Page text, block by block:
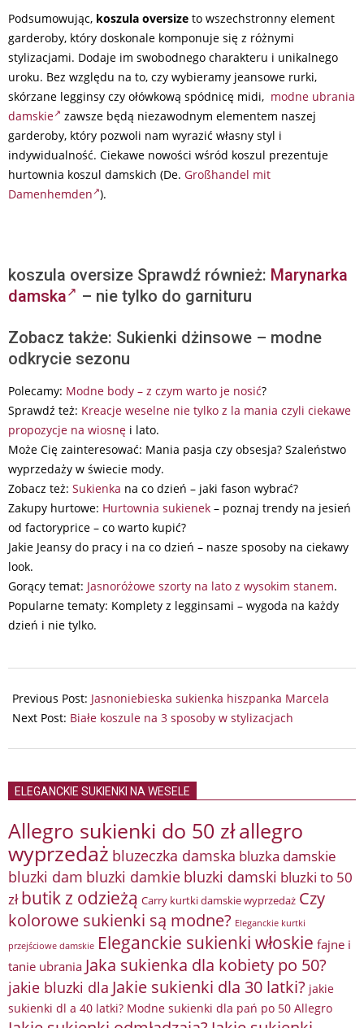
Podsumowując, koszula oversize to wszechstronny element
garderoby, który doskonale komponuje się z różnymi
stylizacjami. Dodaje im swobodnego charakteru i unikalnego
uroku. Bez względu na to, czy wybieramy jeansowe rurki,
skórzane legginsy czy ołówkową spódnicę midi, modne ubrania
damskie
zawsze będą niezawodnym elementem naszej
garderoby, który pozwoli nam wyrazić własny styl i
indywidualność. Ciekawe nowości wśród koszul prezentuje
hurtownia koszul damskich (De. Großhandel mit
Damenhemden ).
koszula oversize Sprawdź również: Marynarka
damska
– nie tylko do garnituru
Zobacz także: Sukienki dżinsowe – modne
odkrycie sezonu
Polecamy: Modne body – z czym warto je nosić?
Sprawdź też: Kreacje weselne nie tylko z la mania czyli ciekawe
propozycje na wiosnę i lato.
Może Cię zainteresować: Mania pasja czy obsesja? Szaleństwo
wyprzedaży w świecie mody.
Zobacz też: Sukienka na co dzień – jaki fason wybrać?
Zakupy hurtowe: Hurtownia sukienek – poznaj trendy na jesień
od factoryprice – co warto kupić?
Jakie Jeansy do pracy i na co dzień – nasze sposoby na ciekawy
look.
Gorący temat: Jasnoróżowe szorty na lato z wysokim stanem.
Popularne tematy: Komplety z legginsami – wygoda na każdy
dzień i nie tylko.
05-
29
Previous Post: Jasnoniebieska sukienka hiszpanka Marcela
Next Post: Białe koszule na 3 sposoby w stylizacjach
ELEGANCKIE SUKIENKI NA WESELE
Allegro sukienki do 50 złallegro
wyprzedaż bluzeczka damska bluzka damskie
bluzki dam bluzki damkie bluzki damski bluzki to 50
zł butik z odzieżą Carry kurtki damskie wyprzedaż Czy
kolorowe sukienki są modne? Eleganckie kurtki
przejściowe damskie Eleganckie sukienki włoskie fajne i
tanie ubrania Jaka sukienka dla kobiety po 50?
jakie bluzki dla Jakie sukienki dla 30 latki? jakie
sukienki dl a 40 latki? Modne sukienki dla pań po 50 Allegro